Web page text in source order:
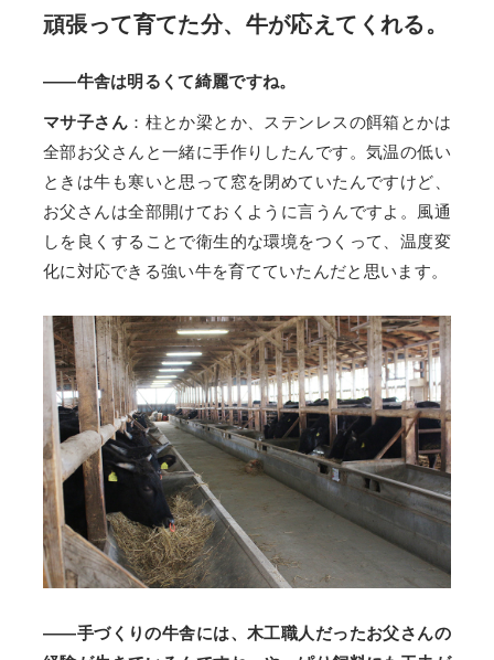
頑張って育てた分、牛が応えてくれる。
——牛舎は明るくて綺麗ですね。
マサ子さん ：柱とか梁とか、ステンレスの餌箱とかは
全部お父さんと一緒に手作りしたんです。気温の低い
ときは牛も寒いと思って窓を閉めていたんですけど、
お父さんは全部開けておくように言うんですよ。風通
しを良くすることで衛生的な環境をつくって、温度変
化に対応できる強い牛を育てていたんだと思います。
——手づくりの牛舎には、木工職人だったお父さんの